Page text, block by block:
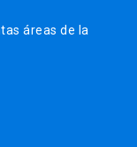
áreas de la